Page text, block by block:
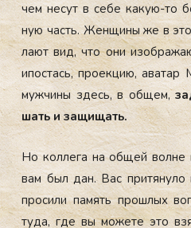
чем не­сут в се­бе ка­кую-то
ную часть. Жен­щи­ны же в
ла­ют вид, что они
ипос­тась, про­ек­цию,
муж­чи­ны здесь, в об­щем,
шать и за­щищать.
Но кол­ле­га на об­щей вол­не
вам был дан. Вас
про­сили па­мять прош­лых
ту­да, где вы мо­жете это